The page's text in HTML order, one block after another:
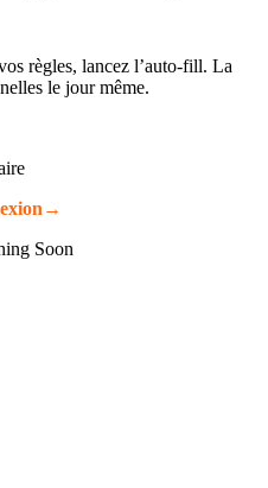
règles, lancez l’auto-fill. La
le jour même.
→